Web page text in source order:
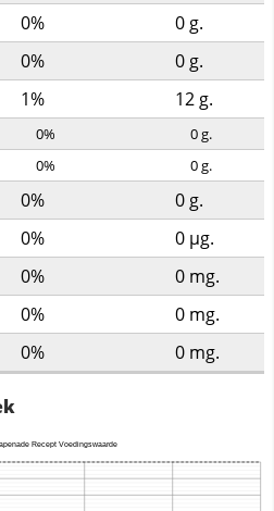
0% 0g.
0% 0g.
1% 12g.
0% 0g.
0% 0g.
0% 0g.
0% 0 µg.
0% 0 mg.
0% 0 mg.
0% 0 mg.